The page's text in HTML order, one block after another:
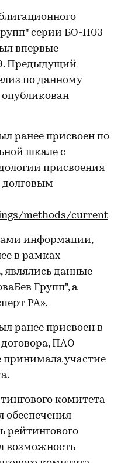
серии БО-П03
впервые
Предыдущий
по данному
ранее присвоен по
шкале с
присвоения
долговым
methods/current
информации,
в рамках
являлись данные
Групп", а
РА».
ранее присвоен в
ПАО
принимала участие
комитета
обеспечения
рейтингового
возможность